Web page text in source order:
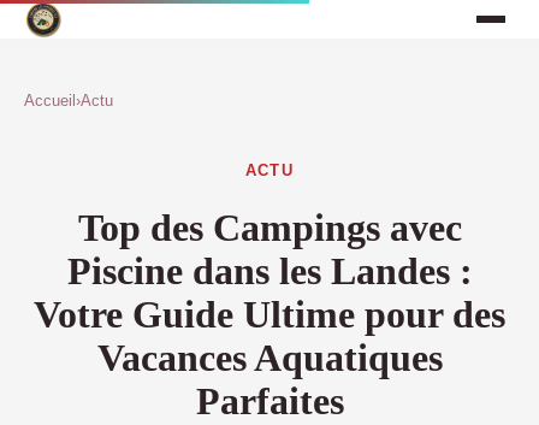
Accueil ›Actu
ACTU
Top des Campings avec
Piscine dans les Landes :
Votre Guide Ultime pour des
Vacances Aquatiques
Parfaites